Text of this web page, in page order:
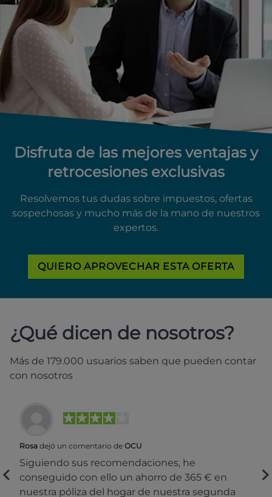
Disfruta de las mejores ventajas y
retrocesiones exclusivas
Resolvemos tus dudas sobre impuestos, ofertas
sospechosas y mucho más de la mano de nuestros
expertos.
QUIERO APROVECHAR ESTA OFERTA
¿Qué dicen de nosotros?
Más de 179.000 usuarios saben que pueden contar
con nosotros
Rosa dejó un comentario de OCU
Siguiendo sus recomendaciones, he
conseguido con ello un ahorro de 365 € en
nuestra póliza del hogar de nuestra segunda